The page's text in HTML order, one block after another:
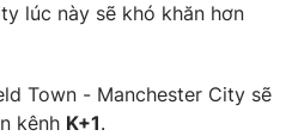
lúc này sẽ khó khăn hơn
Town - Manchester City sẽ
kênh K+1.